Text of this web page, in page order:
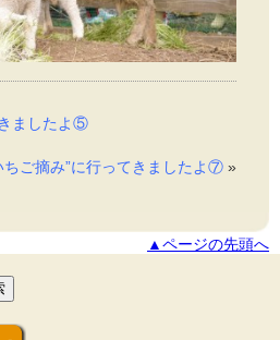
ましたよ⑤
ちご摘み”に行ってきましたよ⑦ »
▲ページの先頭へ